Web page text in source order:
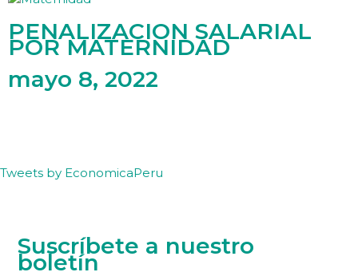
PENALIZACIÓN SALARIAL
POR MATERNIDAD
mayo 8, 2022
Tweets by EconomicaPeru
Suscríbete a nuestro
boletín